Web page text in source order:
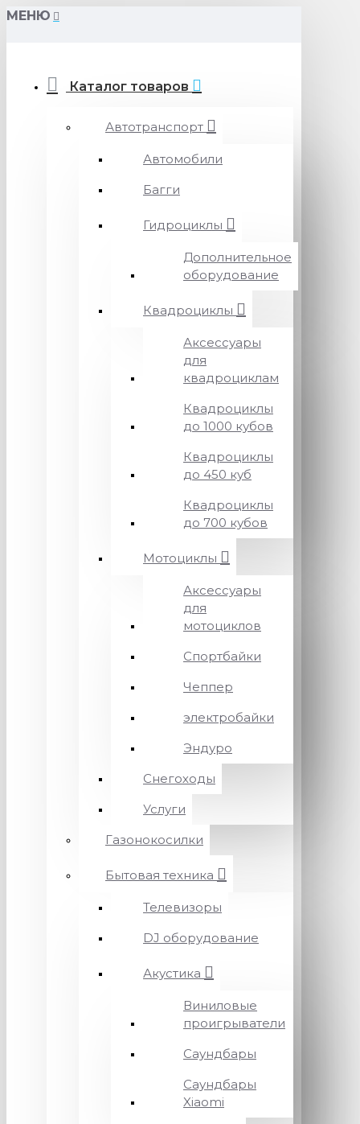
МЕНЮ
Каталог товаров
Автотранспорт
Автомобили
Багги
Гидроциклы
Дополнительное
оборудование
Квадроциклы
Аксессуары
для
квадроциклам
Квадроциклы
до 1000 кубов
Квадроциклы
до 450 куб
Квадроциклы
до 700 кубов
Мотоциклы
Аксессуары
для
мотоциклов
Спортбайки
Чеппер
электробайки
Эндуро
Снегоходы
Услуги
Газонокосилки
Бытовая техника
Телевизоры
DJ оборудование
Акустика
Виниловые
проигрыватели
Саундбары
Саундбары
Xiaomi